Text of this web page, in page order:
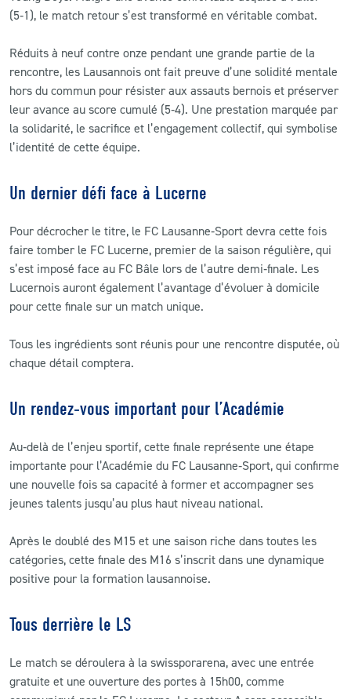
(5‑1), le match retour s’est transformé en véritable combat.
Réduits à neuf contre onze pendant une grande partie de la
rencontre, les Lausannois ont fait preuve d’une solidité mentale
hors du commun pour résister aux assauts bernois et préserver
leur avance au score cumulé (5‑4). Une prestation marquée par
la solidarité, le sacrifice et l’engagement collectif, qui symbolise
l’identité de cette équipe.
Un dernier défi face à Lucerne
Pour décrocher le titre, le FC Lausanne‑Sport devra cette fois
faire tomber le FC Lucerne, premier de la saison régulière, qui
s’est imposé face au FC Bâle lors de l’autre demi‑finale. Les
Lucernois auront également l’avantage d’évoluer à domicile
pour cette finale sur un match unique.
Tous les ingrédients sont réunis pour une rencontre disputée, où
chaque détail comptera.
Un rendez‑vous important pour l’Académie
Au‑delà de l’enjeu sportif, cette finale représente une étape
importante pour l’Académie du FC Lausanne‑Sport, qui confirme
une nouvelle fois sa capacité à former et accompagner ses
jeunes talents jusqu’au plus haut niveau national.
Après le doublé des M15 et une saison riche dans toutes les
catégories, cette finale des M16 s’inscrit dans une dynamique
positive pour la formation lausannoise.
Tous derrière le LS
Le match se déroulera à la swissporarena, avec une entrée
gratuite et une ouverture des portes à 15h00, comme